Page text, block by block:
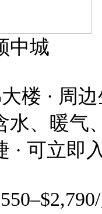
中城
楼 · 周
水、暖气
· 可立即